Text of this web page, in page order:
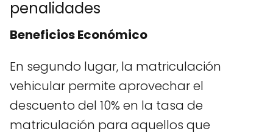
penalidades
Beneficios Económico
En segundo lugar, la matriculación
vehicular permite aprovechar el
descuento del 10% en la tasa de
matriculación para aquellos que